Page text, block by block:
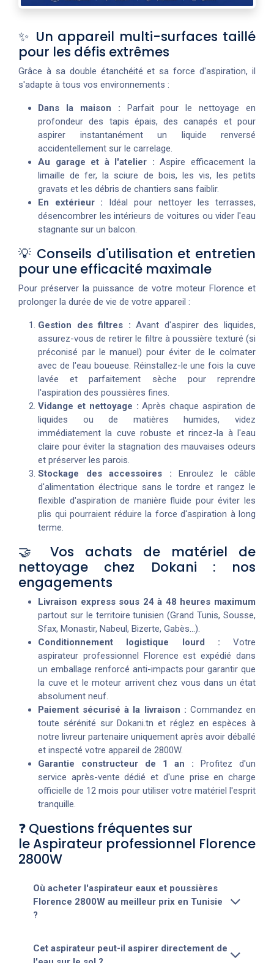
✨ Un appareil multi-surfaces taillé
pour les défis extrêmes
Grâce à sa double étanchéité et sa force d'aspiration, il
s'adapte à tous vos environnements :
Dans la maison : Parfait pour le nettoyage en
profondeur des tapis épais, des canapés et pour
aspirer instantanément un liquide renversé
accidentellement sur le carrelage.
Au garage et à l'atelier : Aspire efficacement la
limaille de fer, la sciure de bois, les vis, les petits
gravats et les débris de chantiers sans faiblir.
En extérieur : Idéal pour nettoyer les terrasses,
désencombrer les intérieurs de voitures ou vider l'eau
stagnante sur un balcon.
💡 Conseils d'utilisation et entretien
pour une efficacité maximale
Pour préserver la puissance de votre moteur Florence et
prolonger la durée de vie de votre appareil :
Gestion des filtres : Avant d'aspirer des liquides,
assurez-vous de retirer le filtre à poussière texturé (si
préconisé par le manuel) pour éviter de le colmater
avec de l'eau boueuse. Réinstallez-le une fois la cuve
lavée et parfaitement sèche pour reprendre
l'aspiration des poussières fines.
Vidange et nettoyage : Après chaque aspiration de
liquides ou de matières humides, videz
immédiatement la cuve robuste et rincez-la à l'eau
claire pour éviter la stagnation des mauvaises odeurs
et préserver les parois.
Stockage des accessoires : Enroulez le câble
d'alimentation électrique sans le tordre et rangez le
flexible d'aspiration de manière fluide pour éviter les
plis qui pourraient réduire la force d'aspiration à long
terme.
🤝 Vos achats de matériel de
nettoyage chez Dokani : nos
engagements
Livraison express sous 24 à 48 heures maximum
partout sur le territoire tunisien (Grand Tunis, Sousse,
Sfax, Monastir, Nabeul, Bizerte, Gabès...).
Conditionnement logistique lourd : Votre
aspirateur professionnel Florence est expédié dans
un emballage renforcé anti-impacts pour garantir que
la cuve et le moteur arrivent chez vous dans un état
absolument neuf.
Paiement sécurisé à la livraison : Commandez en
toute sérénité sur Dokani.tn et réglez en espèces à
notre livreur partenaire uniquement après avoir déballé
et inspecté votre appareil de 2800W.
Garantie constructeur de 1 an : Profitez d'un
service après-vente dédié et d'une prise en charge
officielle de 12 mois pour utiliser votre matériel l'esprit
tranquille.
❓ Questions fréquentes sur
le Aspirateur professionnel Florence
2800W
Où acheter l'aspirateur eaux et poussières
Florence 2800W au meilleur prix en Tunisie
?
Cet aspirateur peut-il aspirer directement de